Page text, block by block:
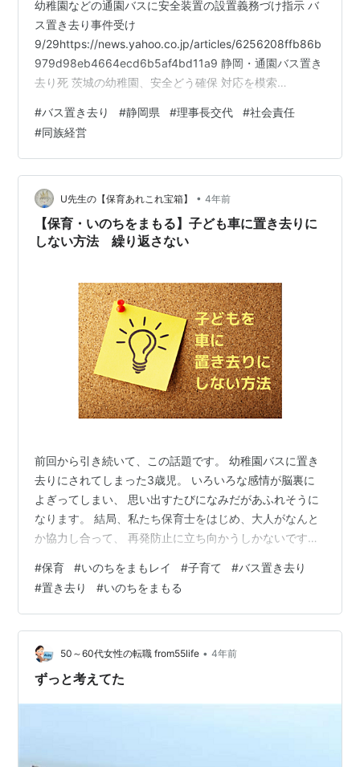
幼稚園などの通園バスに安全装置の設置義務づけ指示 バ
ス置き去り事件受け
9/29https://news.yahoo.co.jp/articles/6256208ffb86b
979d98eb4664ecd6b5af4bd11a9 静岡・通園バス置き
去り死 茨城の幼稚園、安全どう確保 対応を模索
2abe66c78399c36d56e3720c259 小倉少子化相 通園
バス園児死亡受け 安全装置設置義務づけ指示
9/29https://www3.nhk.or.jp/news/html/20220…
#バス置き去り #静岡県 #理事長交代 #社会責任
#同族経営
U先生の【保育あれこれ宝箱】 • 4年前
【保育・いのちをまもる】子ども車に置き去りに
しない方法 繰り返さない
前回から引き続いて、この話題です。 幼稚園バスに置き
去りにされてしまった3歳児。 いろいろな感情が脳裏に
よぎってしまい、 思い出すたびになみだがあふれそうに
なります。 結局、私たち保育士をはじめ、大人がなんと
か協力し合って、 再発防止に立ち向かうしかないですよ
た。 保育士さんたちが得意なことを生かし、 お金もさほ
どかけることなく、 子どもの特性を逆手に取った、 楽し
みながら乗降管理ができる方法…。 そして、ひとつのア
イデアにたどり着きました。 それは、 【いのちをまもレ
イ大作戦】 レイとは、あの、沖縄にいくとよく首にかけ
てもらえるやつです。 …
#保育 #いのちをまもレイ #子育て #バス置き去り
#置き去り #いのちをまもる
50～60代女性の転職 from55life • 4年前
ずっと考えてた